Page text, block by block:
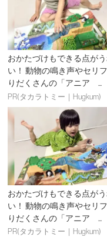
おかたづけもできる点が
い！ 動物の鳴き声やセリ
りだくさんの「アニア ...
PR(タカラトミー｜Hugkum)
おかたづけもできる点が
い！ 動物の鳴き声やセリ
りだくさんの「アニア ...
PR(タカラトミー｜Hugkum)